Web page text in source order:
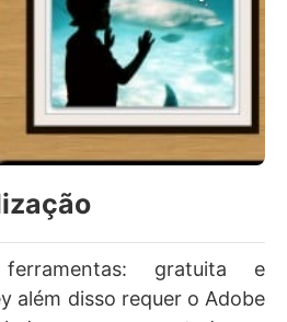
gratuita e
além disso requer o Adobe